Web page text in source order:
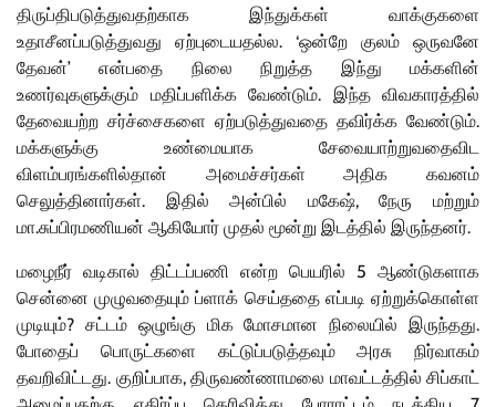
திருப்திபடுத்துவதற்காக இந்துக்கள் வாக்குகளை
உதாசீனப்படுத்துவது ஏற்புடையதல்ல. ‘ஒன்றே குலம் ஒருவனே
தேவன்’ என்பதை நிலை நிறுத்த இந்து மக்களின்
உணர்வுகளுக்கும் மதிப்பளிக்க வேண்டும். இந்த விவகாரத்தில்
தேவையற்ற சர்ச்சைகளை ஏற்படுத்துவதை தவிர்க்க வேண்டும்.
மக்களுக்கு உண்மையாக சேவையாற்றுவதைவிட
விளம்பரங்களில்தான் அமைச்சர்கள் அதிக கவனம்
செலுத்தினார்கள். இதில் அன்பில் மகேஷ், நேரு மற்றும்
மா.சுப்பிரமணியன் ஆகியோர் முதல் மூன்று இடத்தில் இருந்தனர்.
மழைநீர் வடிகால் திட்டப்பணி என்ற பெயரில் 5 ஆண்டுகளாக
சென்னை முழுவதையும் ப்ளாக் செய்ததை எப்படி ஏற்றுக்கொள்ள
முடியும்? சட்டம் ஒழுங்கு மிக மோசமான நிலையில் இருந்தது.
போதைப் பொருட்களை கட்டுப்படுத்தவும் அரசு நிர்வாகம்
தவறிவிட்டது. குறிப்பாக, திருவண்ணாமலை மாவட்டத்தில் சிப்காட்